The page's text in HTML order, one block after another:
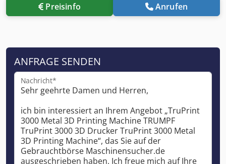
Preisinfo Anrufen
ANFRAGE SENDEN
Nachricht*